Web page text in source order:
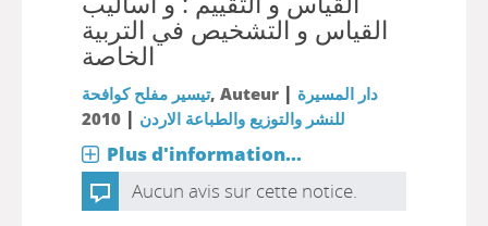
القياس و التشخيص في التربية
الخاصة
تيسير مفلح كوافحة, Auteur | دار المسيرة
للنشر والتوزيع والطباعة الاردن |
2010
Plus d'information...
Aucun avis sur cette notice.